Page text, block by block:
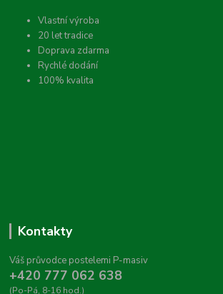
Vlastní výroba
20 let tradice
Doprava zdarma
Rychlé dodání
100% kvalita
Kontakty
Váš průvodce postelemi P-masiv
+420 777 062 638
(Po-Pá, 8-16 hod.)